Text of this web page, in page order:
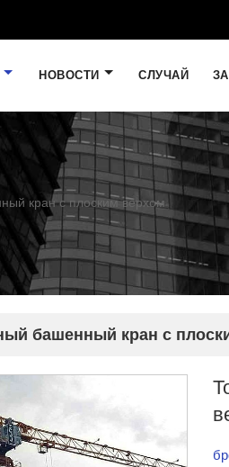
НОВОСТИ СЛУЧАЙ
кран с плоским верхом
башенный кран с